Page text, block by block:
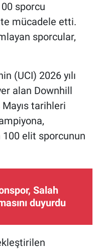
sporcu
mücadele etti.
sporcular,
(UCI) 2026 yılı
alan Downhill
tarihleri
elit sporcunun
Salah
duyurdu